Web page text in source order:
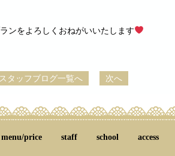
ンをよろしくおねがいいたします
スタッフブログ一覧へ 次へ
menu/price staff school access